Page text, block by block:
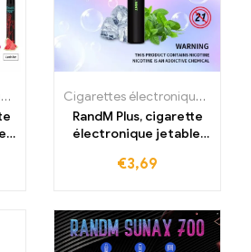
Cigarettes électroniques jetables ,Cigarettes électroniques
Cigarettes électroniques jetables
RandM Plus, cigarette
électronique jetable,
€3,69